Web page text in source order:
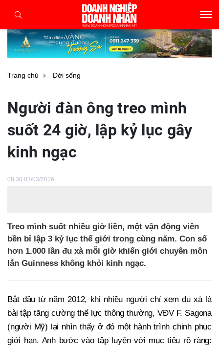
Trang chủ Đời sống
Người đàn ông treo mình
suốt 24 giờ, lập kỷ lục gây
kinh ngạc
08:30 03/03/2026
Treo mình suốt nhiều giờ liền, một vận động viên
bền bỉ lập 3 kỷ lục thế giới trong cùng năm. Con số
hơn 1.000 lần đu xà mỗi giờ khiến giới chuyên môn
lẫn Guinness không khỏi kinh ngạc.
Bắt đầu từ năm 2012, khi nhiều người chỉ xem đu xà là
bài tập tăng cường thể lực thông thường, VĐV F. Sagona
(người Mỹ) lại nhìn thấy ở đó một hành trình chinh phục
giới hạn. Anh bước vào tập luyện với mục tiêu rõ ràng: